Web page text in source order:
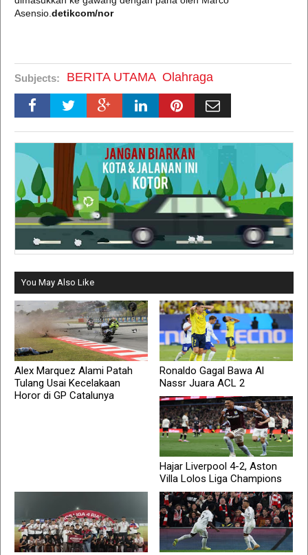
Asensio. detikcom/nor
Subjects: BERITA UTAMA Olahraga
You May Also Like
Alex Marquez Alami Patah
Tulang Usai Kecelakaan
Horor di GP Catalunya
Ronaldo Gagal Bawa Al
Nassr Juara ACL 2
Hajar Liverpool 4-2, Aston
Villa Lolos Liga Champions